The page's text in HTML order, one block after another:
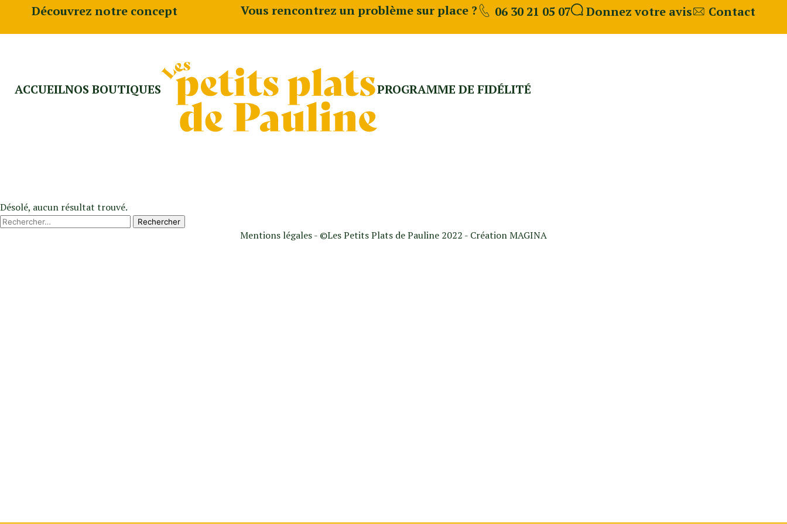
Découvrez notre concept Vous rencontrez un problème sur place ? 06 30 21 05 07 Donnez votre avis Contact
ACCUEILNOS BOUTIQUES PROGRAMME DE FIDÉLITÉ
Désolé, aucun résultat trouvé.
Rechercher :
Mentions légales- ©Les Petits Plats de Pauline 2022 - CréationMAGINA